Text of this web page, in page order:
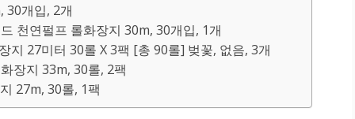
30개입, 2개
천연펄프 롤화장지 30m, 30개입, 1개
지 27미터 30롤 X 3팩 [총 90롤] 벚꽃, 없음, 3개
장지 33m, 30롤, 2팩
27m, 30롤, 1팩